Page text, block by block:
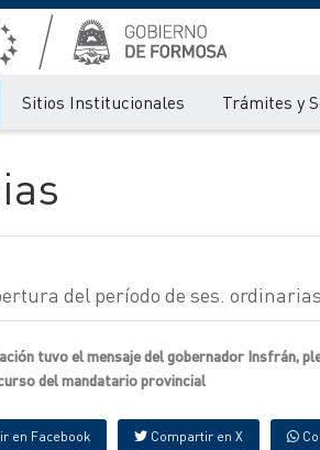
Sitios Institucionales Trámites y
del período de ses.
tuvo el mensaje del gobernador Insfrán,
del mandatario provincial
en Facebook Compartir en X